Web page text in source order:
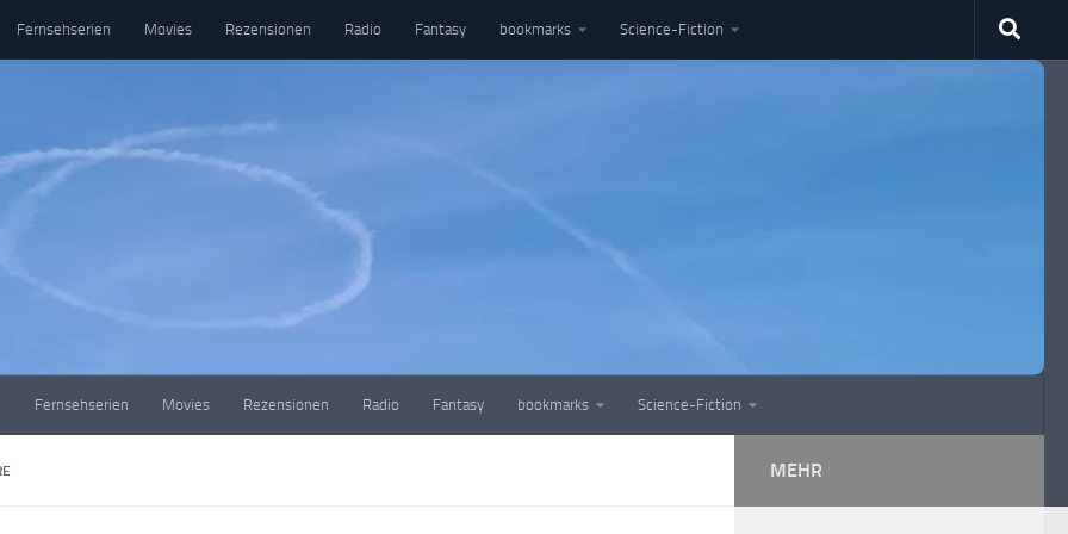
Fernsehserien Movies Rezensionen Radio Fantasy bookmarks Science-Fiction
Fernsehserien Movies Rezensionen Radio Fantasy bookmarks Science-Fiction
MEHR